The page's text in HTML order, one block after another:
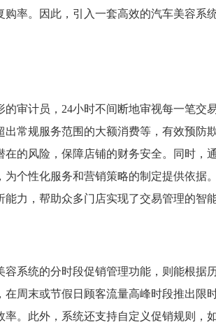
率。因此，引入一套高效的汽车美容系
审计员，24小时不间断地审视每一笔交
常规服务范围的大额消费等，有效预防
的风险，保障店铺的财务安全。同时，
个性化服务和营销策略的制定提供依据
力，帮助众多门店实现了交易管理的智能
系统的分时段促销管理功能，则能根据
周末或节假日顾客流量高峰时段推出限
。此外，系统还支持自定义促销规则，